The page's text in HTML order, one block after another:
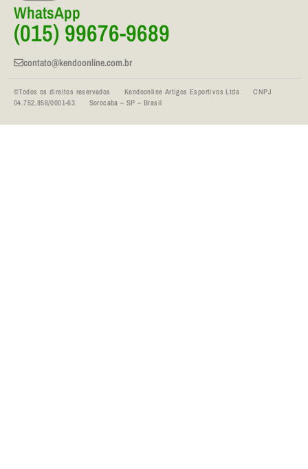
WhatsApp
(015) 99676-9689
contato@kendoonline.com.br
©Todos os direitos reservados Kendoonline Artigos Esportivos Ltda CNPJ
04.752.858/0001-63 Sorocaba – SP – Brasil